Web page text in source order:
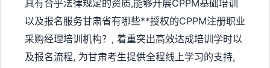
具有合乎法律规定的资质,能够开展CPPM基础培训
以及报名服务甘肃省有哪些**授权的CPPM注册职业
采购经理培训机构？, 着重突出高效达成培训学时以
及报名流程, 为甘肃考生提供全程线上学习的支持,